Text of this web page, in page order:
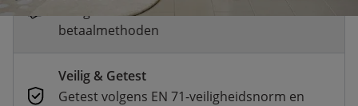
Veilig afrekenen met verschillende
betaalmethoden
Veilig & Getest
Getest volgens EN 71-veiligheidsnorm en